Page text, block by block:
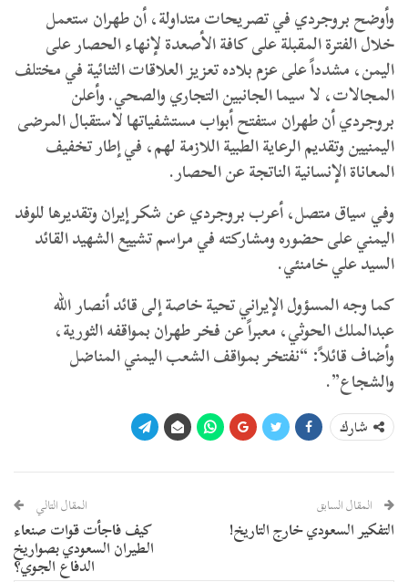
وأوضح بروجردي في تصريحات متداولة، أن طهران ستعمل
خلال الفترة المقبلة على كافة الأصعدة لإنهاء الحصار على
اليمن، مشدداً على عزم بلاده تعزيز العلاقات الثنائية في مختلف
المجالات، لا سيما الجانبين التجاري والصحي. وأعلن
بروجردي أن طهران ستفتح أبواب مستشفياتها لاستقبال المرضى
اليمنيين وتقديم الرعاية الطبية اللازمة لهم، في إطار تخفيف
المعاناة الإنسانية الناتجة عن الحصار.
وفي سياق متصل، أعرب بروجردي عن شكر إيران وتقديرها للوفد
اليمني على حضوره ومشاركته في مراسم تشييع الشهيد القائد
السيد علي خامنئي.
​كما وجه المسؤول الإيراني تحية خاصة إلى قائد أنصار الله
عبدالملك الحوثي، معبراً عن فخر طهران بمواقفه الثورية،
وأضاف قائلاً: “نفتخر بمواقف الشعب اليمني المناضل
والشجاع”.
شارك
المقال السابق
التفكير السعودي خارج التاريخ!
المقال التالي
كيف فاجأت قوات صنعاء
الطيران السعودي بصواريخ
الدفاع الجوي؟